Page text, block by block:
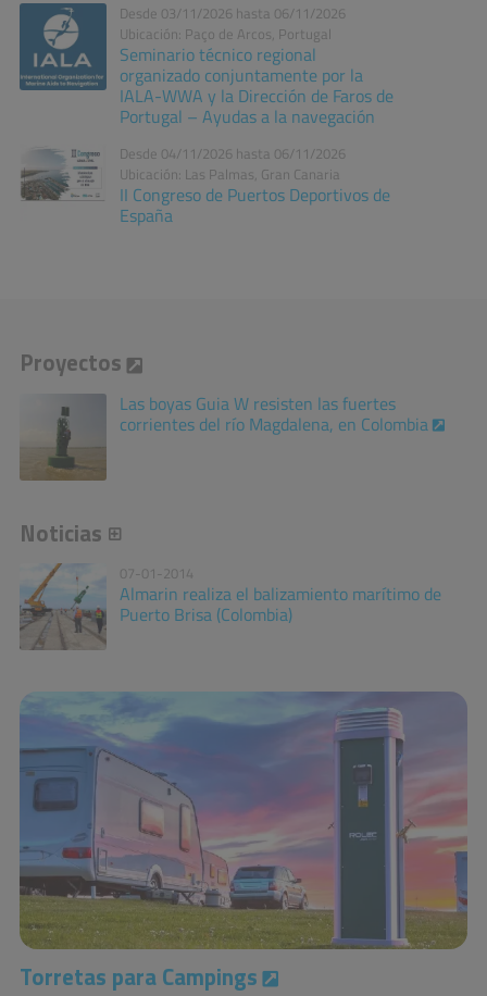
Desde 03/11/2026 hasta 06/11/2026
Ubicación: Paço de Arcos, Portugal
Seminario técnico regional
organizado conjuntamente por la
IALA-WWA y la Dirección de Faros de
Portugal – Ayudas a la navegación
Desde 04/11/2026 hasta 06/11/2026
Ubicación: Las Palmas, Gran Canaria
II Congreso de Puertos Deportivos de
España
Proyectos
Las boyas Guia W resisten las fuertes
corrientes del río Magdalena, en Colombia
Noticias
07-01-2014
Almarin realiza el balizamiento marítimo de
Puerto Brisa (Colombia)
Torretas para Campings